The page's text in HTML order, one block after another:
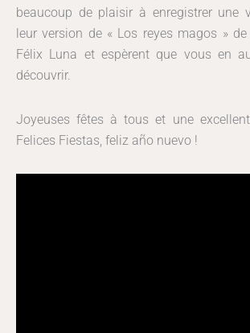
beaucoup de plaisir à enregistrer une
leur version de « Los reyes magos »
Félix Luna et espèrent que vous en
découvrir.
Joyeuses fêtes à tous et une
Felices Fiestas, feliz año nuevo !